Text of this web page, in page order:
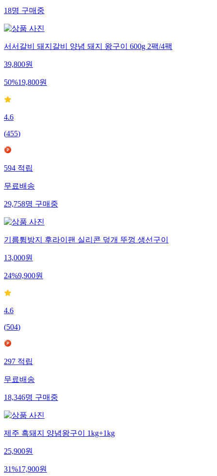
18명 구매중
서서갈비 돼지갈비 양념 돼지 왕구이 600g 2팩/4팩
39,800원
50%19,800원
4.6
(455)
594 적립
무료배송
29,758명 구매중
기름튐방지 후라이팬 실리콘 덮개 뚜껑 생선구이
13,000원
24%9,900원
4.6
(504)
297 적립
무료배송
18,346명 구매중
제주 흑돼지 양념왕구이 1kg+1kg
25,900원
31%17,900원